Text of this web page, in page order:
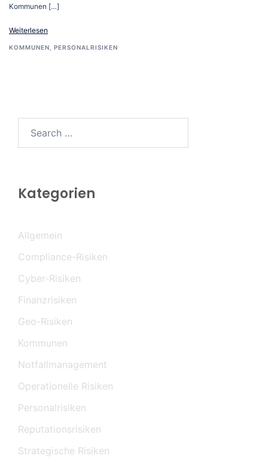
Kommunen […]
Weiterlesen
KOMMUNEN PERSONALRISIKEN
Kategorien
Allgemein
Compliance-Risiken
Cyber-Risiken
Finanzrisiken
Geo-Risiken
Kommunen
Notfallmanagement
Operationelle Risiken
Personalrisiken
Reputationsrisiken
Strategische Risiken